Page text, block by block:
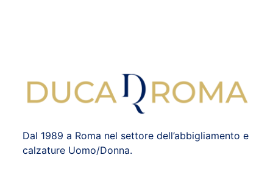
Dal 1989 a Roma nel settore dell’abbigliamento e
calzature Uomo/Donna.